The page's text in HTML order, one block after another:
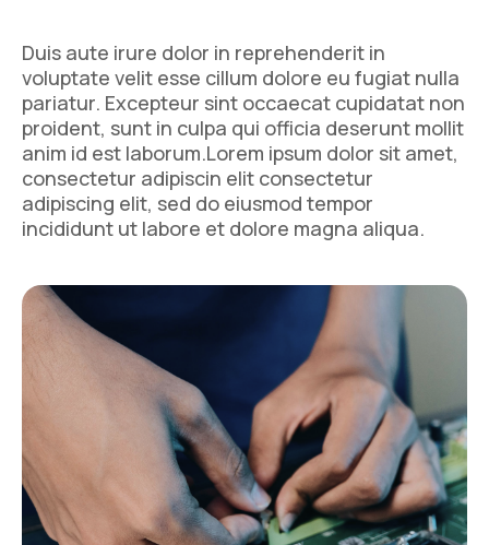
Duis aute irure dolor in reprehenderit in
voluptate velit esse cillum dolore eu fugiat nulla
pariatur. Excepteur sint occaecat cupidatat non
proident, sunt in culpa qui officia deserunt mollit
anim id est laborum.Lorem ipsum dolor sit amet,
consectetur adipiscin elit consectetur
adipiscing elit, sed do eiusmod tempor
incididunt ut labore et dolore magna aliqua.